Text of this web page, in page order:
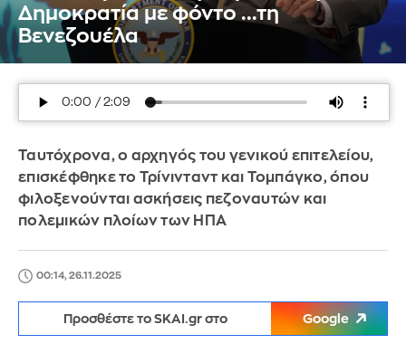
Δημοκρατία με φόντο ...τη
Βενεζουέλα
Ταυτόχρονα, ο αρχηγός του γενικού επιτελείου,
επισκέφθηκε το Τρίνινταντ και Τομπάγκο, όπου
φιλοξενούνται ασκήσεις πεζοναυτών και
πολεμικών πλοίων των ΗΠΑ
00:14, 26.11.2025
Προσθέστε το SKAI.gr στο Google